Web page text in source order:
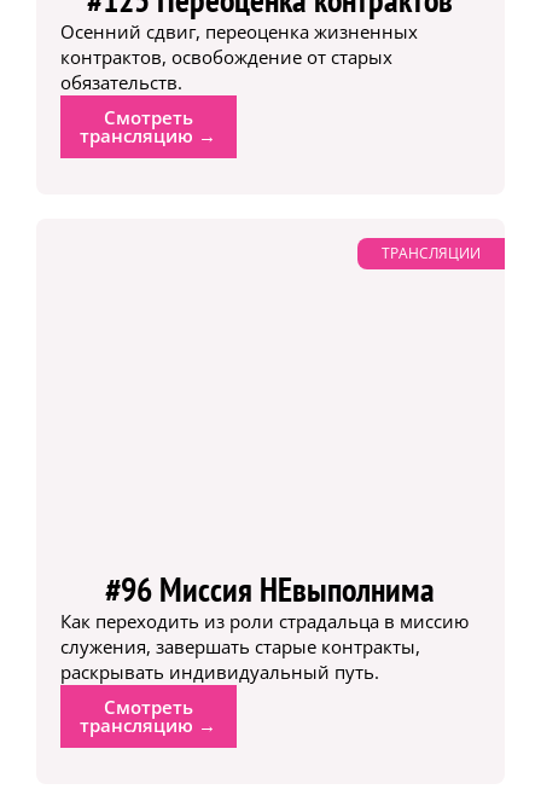
Осенний сдвиг, переоценка жизненных
контрактов, освобождение от старых
обязательств.
Смотреть
трансляцию →
ТРАНСЛЯЦИИ
#96 Миссия НЕвыполнима
Как переходить из роли страдальца в миссию
служения, завершать старые контракты,
раскрывать индивидуальный путь.
Смотреть
трансляцию →